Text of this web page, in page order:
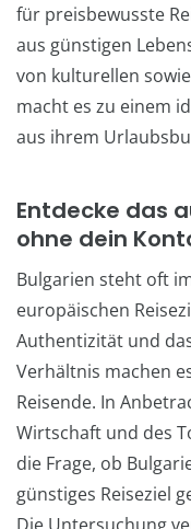
für preisbewusste
aus günstigen
von kulturellen
macht es zu einem
aus ihrem
Entdecke das
ohne dein
Bulgarien steht oft
europäischen
Authentizität und
Verhältnis machen
Reisende. In
Wirtschaft und des
die Frage, ob
günstiges Reiseziel